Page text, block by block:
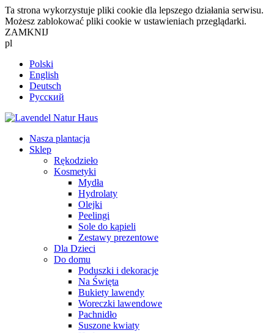
Ta strona wykorzystuje pliki cookie dla lepszego działania serwisu.
Możesz zablokować pliki cookie w ustawieniach przeglądarki.
ZAMKNIJ
pl
Polski
English
Deutsch
Русский
Nasza plantacja
Sklep
Rękodzieło
Kosmetyki
Mydła
Hydrolaty
Olejki
Peelingi
Sole do kąpieli
Zestawy prezentowe
Dla Dzieci
Do domu
Poduszki i dekoracje
Na Święta
Bukiety lawendy
Woreczki lawendowe
Pachnidło
Suszone kwiaty